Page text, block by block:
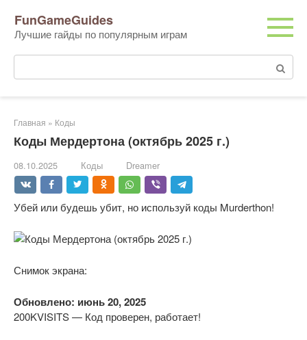
контенту
FunGameGuides
Лучшие гайды по популярным играм
Поиск:
Главная » Коды
Коды Мердертона (октябрь 2025 г.)
08.10.2025 Коды Dreamer
Убей или будешь убит, но используй коды Murderthon!
Снимок экрана:
Обновлено: июнь 20, 2025
200KVISITS — Код проверен, работает!